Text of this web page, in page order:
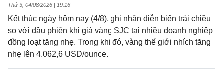
Thứ 3, 04/08/2026 | 19:16
Kết thúc ngày hôm nay (4/8), ghi nhận diễn biến trái chiều
so với đầu phiên khi giá vàng SJC tại nhiều doanh nghiệp
đồng loạt tăng nhẹ. Trong khi đó, vàng thế giới nhích tăng
nhẹ lên 4.062,6 USD/ounce.